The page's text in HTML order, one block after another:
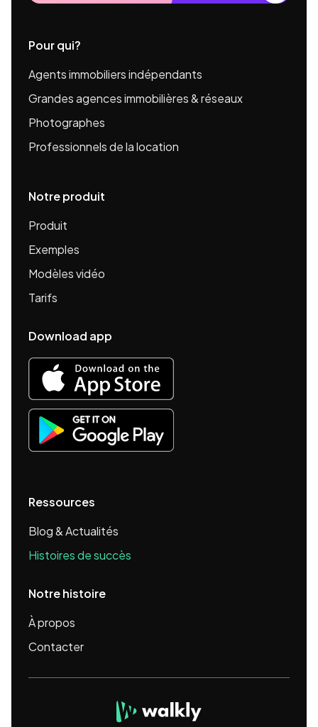
Pour qui?
Agents immobiliers indépendants
Grandes agences immobilières & réseaux
Photographes
Professionnels de la location
Notre produit
Produit
Exemples
Modèles vidéo
Tarifs
Download app
Ressources
Blog & Actualités
Histoires de succès
Notre histoire
À propos
Contacter